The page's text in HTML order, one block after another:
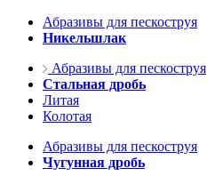
Абразивы для пескоструя
Никельшлак
Абразивы для пескоструя
Стальная дробь
Литая
Колотая
Абразивы для пескоструя
Чугунная дробь